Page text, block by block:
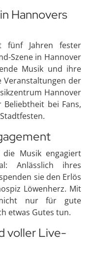
Hannovers
fünf Jahren fester
Szene in Hannover
Musik und ihre
Veranstaltungen der
Hannover
bei Fans,
Musik engagiert
Anlässlich ihres
sie den Erlös
Löwenherz. Mit
nur für gute
etwas Gutes tun.
voller Live-